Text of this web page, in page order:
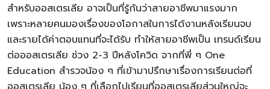
สำหรับออสเตรเลีย อาจเป็นที่รู้กันว่าสายอาชีพมาแรงมาก
เพราะหลายคนมองเรื่องของโอกาสในการได้งานหลังเรียนจบ
และรายได้ค่าตอบแทนที่จะได้รับ ทำให้สายอาชีพเป็น เทรนด์เรียน
ต่อออสเตรเลีย ช่วง 2-3 ปีหลังโควิด จากที่พี่ ๆ One
Education สำรวจน้อง ๆ ที่เข้ามาปรึกษาเรื่องการเรียนต่อที่